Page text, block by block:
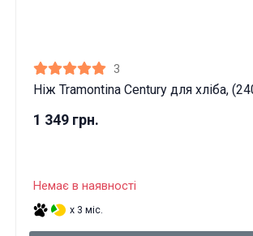
3
Ніж Tramontina Century для хліба,
1 349 грн.
Немає в наявності
x 3 міс.